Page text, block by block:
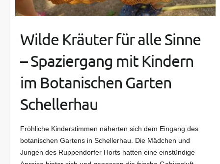
Wilde Kräuter für alle Sinne
– Spaziergang mit Kindern
im Botanischen Garten
Schellerhau
Fröhliche Kinderstimmen näherten sich dem Eingang des
botanischen Gartens in Schellerhau. Die Mädchen und
Jungen des Ruppendorfer Horts hatten eine einstündige